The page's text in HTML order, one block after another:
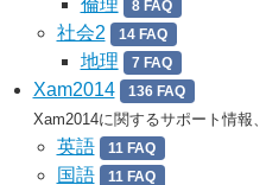
倫理 8 FAQ
社会2 14 FAQ
地理 7 FAQ
Xam2014 136 FAQ
Xam2014に関するサポート情報
英語 11 FAQ
国語 11 FAQ